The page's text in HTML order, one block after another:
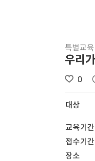
특별교육
우리
0
대상
교육기간
접수기간
장소